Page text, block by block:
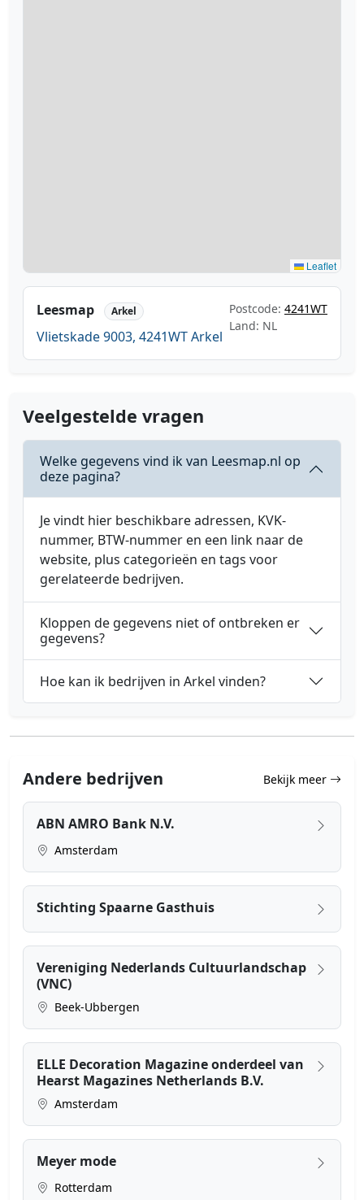
Leaflet
Leesmap Arkel
Vlietskade 9003, 4241WT Arkel
Postcode: 4241WT
Land: NL
Veelgestelde vragen
Welke gegevens vind ik van Leesmap.nl op
deze pagina?
Je vindt hier beschikbare adressen, KVK-
nummer, BTW-nummer en een link naar de
website, plus categorieën en tags voor
gerelateerde bedrijven.
Kloppen de gegevens niet of ontbreken er
gegevens?
Hoe kan ik bedrijven in Arkel vinden?
Andere bedrijven Bekijk meer
ABN AMRO Bank N.V.
Amsterdam
Stichting Spaarne Gasthuis
Vereniging Nederlands Cultuurlandschap
(VNC)
Beek-Ubbergen
ELLE Decoration Magazine onderdeel van
Hearst Magazines Netherlands B.V.
Amsterdam
Meyer mode
Rotterdam